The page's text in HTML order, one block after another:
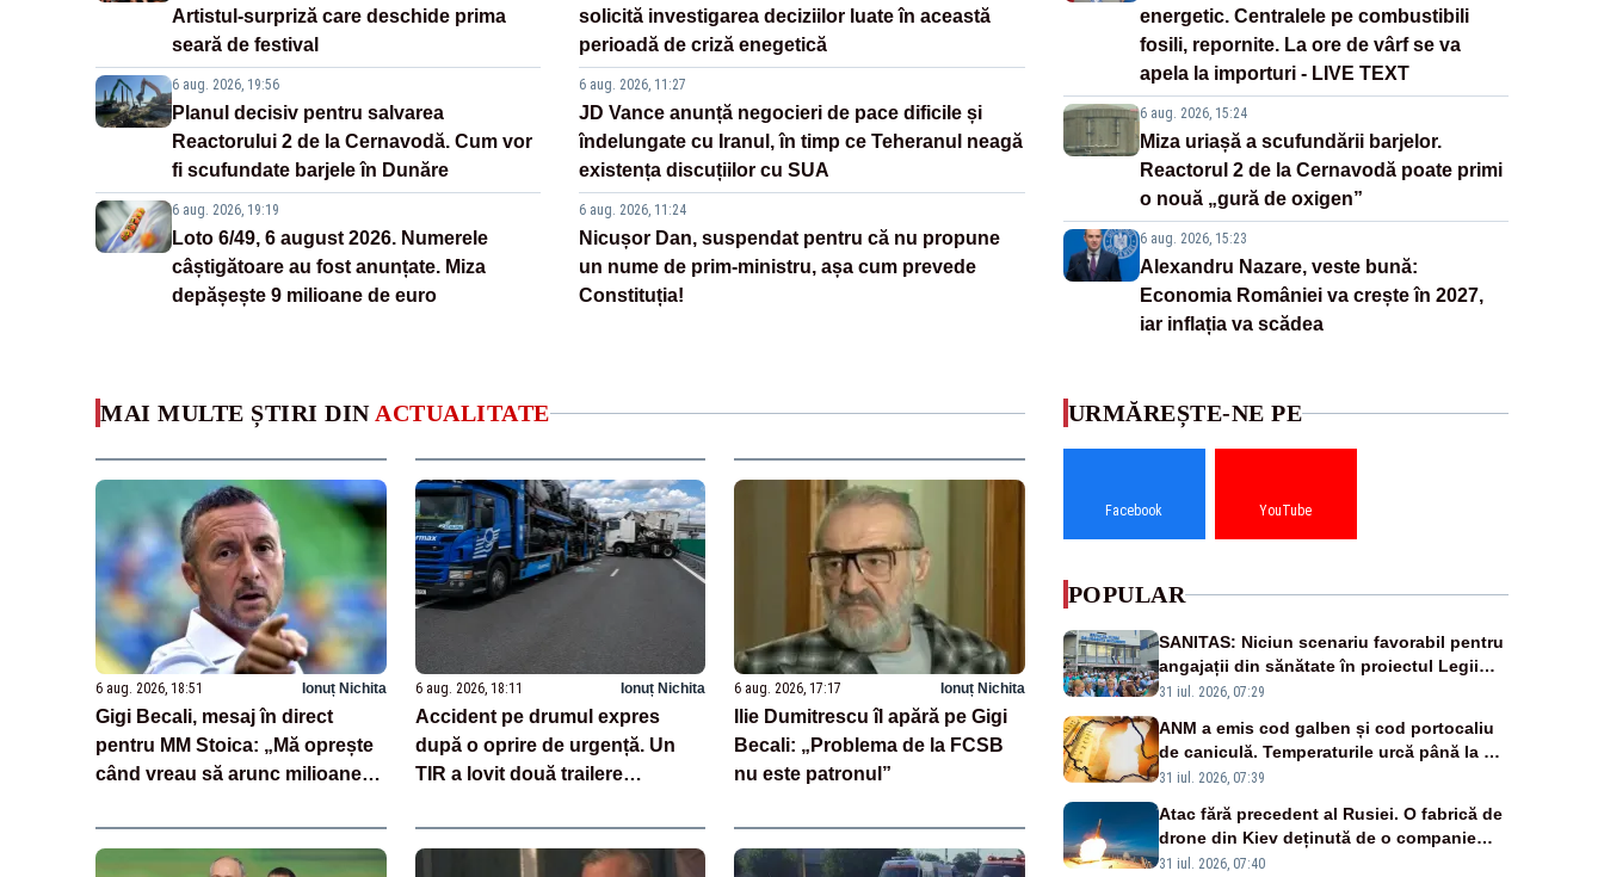
Artistul-surpriză care deschide prima
seară de festival
6 aug. 2026, 19:56
Planul decisiv pentru salvarea
Reactorului 2 de la Cernavodă. Cum vor
fi scufundate barjele în Dunăre
6 aug. 2026, 19:19
Loto 6/49, 6 august 2026. Numerele
câștigătoare au fost anunțate. Miza
depășește 9 milioane de euro
solicită investigarea deciziilor luate în această
perioadă de criză enegetică
6 aug. 2026, 11:27
JD Vance anunță negocieri de pace dificile și
îndelungate cu Iranul, în timp ce Teheranul neagă
existența discuțiilor cu SUA
6 aug. 2026, 11:24
Nicușor Dan, suspendat pentru că nu propune
un nume de prim-ministru, așa cum prevede
Constituția!
energetic. Centralele pe combustibili
fosili, repornite. La ore de vârf se va
apela la importuri - LIVE TEXT
6 aug. 2026, 15:24
Miza uriașă a scufundării barjelor.
Reactorul 2 de la Cernavodă poate primi
o nouă „gură de oxigen”
6 aug. 2026, 15:23
Alexandru Nazare, veste bună:
Economia României va crește în 2027,
iar inflația va scădea
MAI MULTE ȘTIRI DIN ACTUALITATE
6 aug. 2026, 18:51 Ionuț Nichita
Gigi Becali, mesaj în direct
pentru MM Stoica: „Mă oprește
când vreau să arunc milioane
6 aug. 2026, 18:11 Ionuț Nichita
Accident pe drumul expres
după o oprire de urgență. Un
TIR a lovit două trailere
6 aug. 2026, 17:17 Ionuț Nichita
Ilie Dumitrescu îl apără pe Gigi
Becali: „Problema de la FCSB
nu este patronul”
URMĂREȘTE-NE PE
Facebook YouTube
POPULAR
SANITAS: Niciun scenariu favorabil pentru
angajații din sănătate în proiectul Legii
salarizării
31 iul. 2026, 07:29
ANM a emis cod galben și cod portocaliu
de caniculă. Temperaturile urcă până la 38
de grade, iar nopțile devin tropicale
31 iul. 2026, 07:39
Atac fără precedent al Rusiei. O fabrică de
drone din Kiev deținută de o companie
americană, distrusă de o rachetă rusească
31 iul. 2026, 07:40